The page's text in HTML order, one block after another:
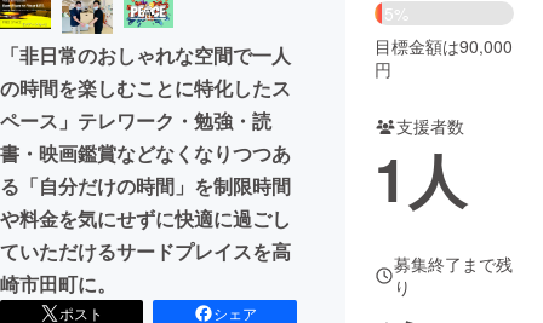
まちづくり・地域活性化
CAMPFIRE for Social Good
CAMPFIREふるさと納税machi-ya コミュニティ
「非日常のおしゃれな空間で一人
の時間を楽しむことに特化したス
ペース」テレワーク・勉強・読
書・映画鑑賞などなくなりつつあ
る「自分だけの時間」を制限時間
や料金を気にせずに快適に過ごし
ていただけるサードプレイスを高
崎市田町に。
ポスト
シェア
5%
目標金額は90,000
円
支援者数
1人
募集終了まで残
り